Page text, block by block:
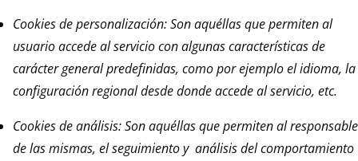
Cookies de personalización: Son aquéllas que permiten al
usuario accede al servicio con algunas características de
carácter general predefinidas, como por ejemplo el idioma, la
configuración regional desde donde accede al servicio, etc.
Cookies de análisis: Son aquéllas que permiten al responsable
de las mismas, el seguimiento y análisis del comportamiento